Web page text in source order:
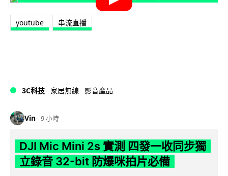
youtube 串流直播
3C科技 家居無線 影音產品
Vin 9 小時
DJI Mic Mini 2s 實測 四發一收同步獨
立錄音 32-bit 防爆咪拍片必備